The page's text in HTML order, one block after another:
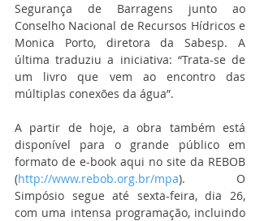
Segurança de Barragens junto ao
Conselho Nacional de Recursos Hídricos e
Monica Porto, diretora da Sabesp. A
última traduziu a iniciativa: “Trata-se de
um livro que vem ao encontro das
múltiplas conexões da água”.
A partir de hoje, a obra também está
disponível para o grande público em
formato de e-book aqui no site da REBOB
(http://www.rebob.org.br/mpa). O
Simpósio segue até sexta-feira, dia 26,
com uma intensa programação, incluindo